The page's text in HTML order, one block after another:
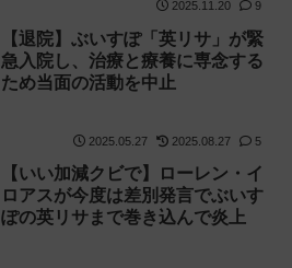
2025.11.20 9
【退院】ぶいすぽ「英リサ」が緊
急入院し、治療と療養に専念する
ため当面の活動を中止
2025.05.27 2025.08.27 5
【いい加減クビで】ローレン・イ
ロアスが今度は差別発言でぶいす
ぽの英リサまで巻き込んで炎上